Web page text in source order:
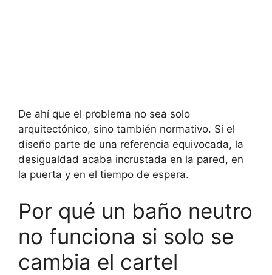
De ahí que el problema no sea solo
arquitectónico, sino también normativo. Si el
diseño parte de una referencia equivocada, la
desigualdad acaba incrustada en la pared, en
la puerta y en el tiempo de espera.
Por qué un baño neutro
no funciona si solo se
cambia el cartel